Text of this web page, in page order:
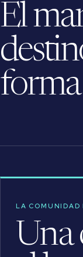
El
LA COMUNIDAD
Una